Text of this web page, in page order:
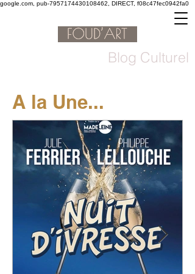
google.com, pub-7957174430108462, DIRECT, f08c47fec0942fa0
Blog Culturel
A la Une...